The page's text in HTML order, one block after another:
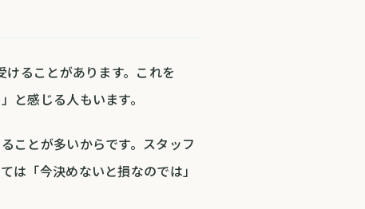
ることがあります。これを
と感じる人もいます。
ことが多いからです。スタッフ
は「今決めないと損なのでは」